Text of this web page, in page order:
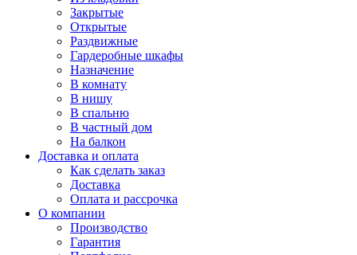
Закрытые
Открытые
Раздвижные
Гардеробные шкафы
Назначение
В комнату
В нишу
В спальню
В частный дом
На балкон
Доставка и оплата
Как сделать заказ
Доставка
Оплата и рассрочка
О компании
Производство
Гарантия